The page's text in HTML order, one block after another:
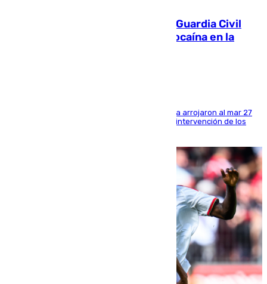
Persecución en Punta Umbría: la Guardia Civil
interviene más de 800 kilos de cocaína en la
Los tripulantes de una embarcación semirrígida arrojaron al mar 27
fardos durante la huida para intentar evitar la intervención de los